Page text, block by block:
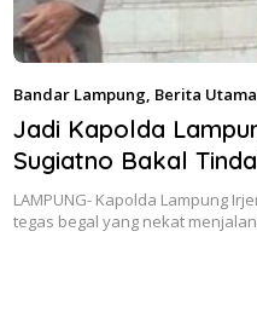
Bandar Lampung Berita Utama
Jadi Kapolda
Sugiatno Bakal
Nekat Beraksi
LAMPUNG- Kapolda Lampung
tegas begal yang nekat